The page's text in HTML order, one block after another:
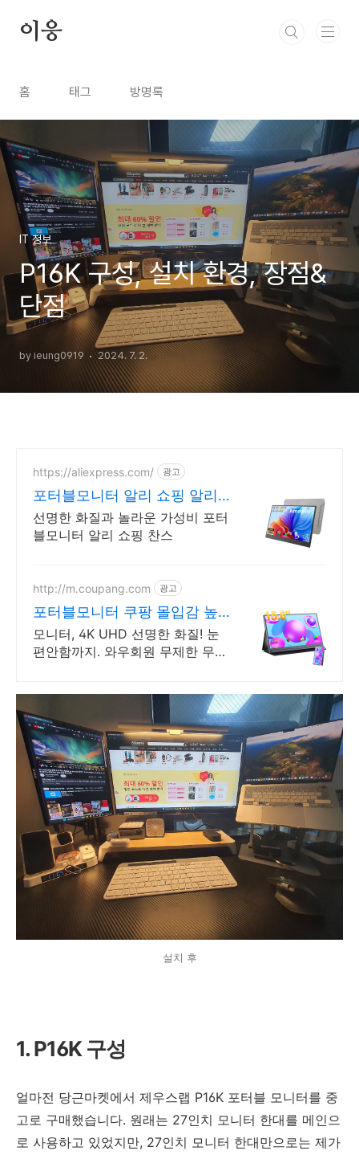
이응
홈 태그 방명록
IT 정보
P16K 구성, 설치 환경, 장점&
단점
by ieung0919 2024. 7. 2.
https://aliexpress.com/ 광고
포터블모니터 알리 쇼핑 알리
익스프레스, 최저가 도전
선명한 화질과 놀라운 가성비 포터
블모니터 알리 쇼핑 찬스
http://m.coupang.com 광고
포터블모니터 쿠팡 몰입감 높
이는 게이밍 성능
모니터, 4K UHD 선명한 화질! 눈
편안함까지. 와우회원 무제한 무료
설치 후
1. P16K 구성
얼마전 당근마켓에서 제우스랩 P16K 포터블 모니터를 중
고로 구매했습니다. 원래는 27인치 모니터 한대를 메인으
로 사용하고 있었지만, 27인치 모니터 한대만으로는 제가